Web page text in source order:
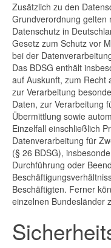
Zusätzlich zu den
Grundverordnung gelten
Datenschutz in
Gesetz zum Schutz vor
bei der
Das BDSG enthält
auf Auskunft, zum Recht
zur Verarbeitung
Daten, zur Verarbeitung
Übermittlung sowie
Einzelfall einschließlich
Datenverarbeitung für
(§ 26 BDSG),
Durchführung oder
Beschäftigten. Ferner
einzelnen Bundesländer